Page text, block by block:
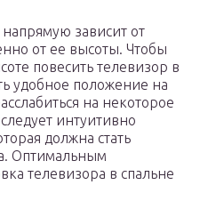
зависит от
от ее высоты. Чтобы
повесить телевизор в
удобное положение на
на некоторое
интуитивно
должна стать
Оптимальным
телевизора в спальне